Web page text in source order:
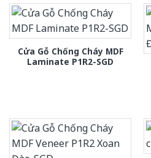
Cửa Gỗ Chống Cháy MDF
Laminate P1R2-SGD